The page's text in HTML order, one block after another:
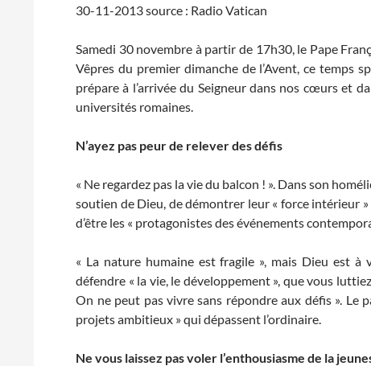
30-11-2013 source : Radio Vatican
Samedi 30 novembre à partir de 17h30, le Pape
Vêpres du premier dimanche de l’Avent, ce temps
prépare à l’arrivée du Seigneur dans nos cœurs et
universités romaines.
N’ayez pas peur de relever des défis
« Ne regardez pas la vie du balcon ! ». Dans son
soutien de Dieu, de démontrer leur « force intérieur
d’être les « protagonistes des événements
« La nature humaine est fragile », mais Dieu est à
défendre « la vie, le développement », que vous
On ne peut pas vivre sans répondre aux défis ». Le
projets ambitieux » qui dépassent l’ordinaire.
Ne vous laissez pas voler l’enthousiasme de la